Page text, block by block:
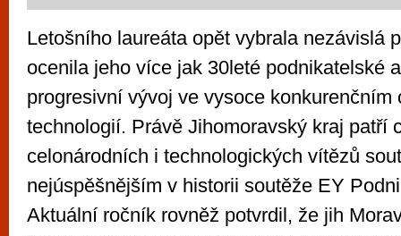
Letošního laureáta opět vybrala nezávislá
ocenila jeho více jak 30leté podnikatelské
progresivní vývoj ve vysoce konkurenčním
technologií. Právě Jihomoravský kraj patří
celonárodních i technologických vítězů
nejúspěšnějším v historii soutěže EY
Aktuální ročník rovněž potvrdil, že jih